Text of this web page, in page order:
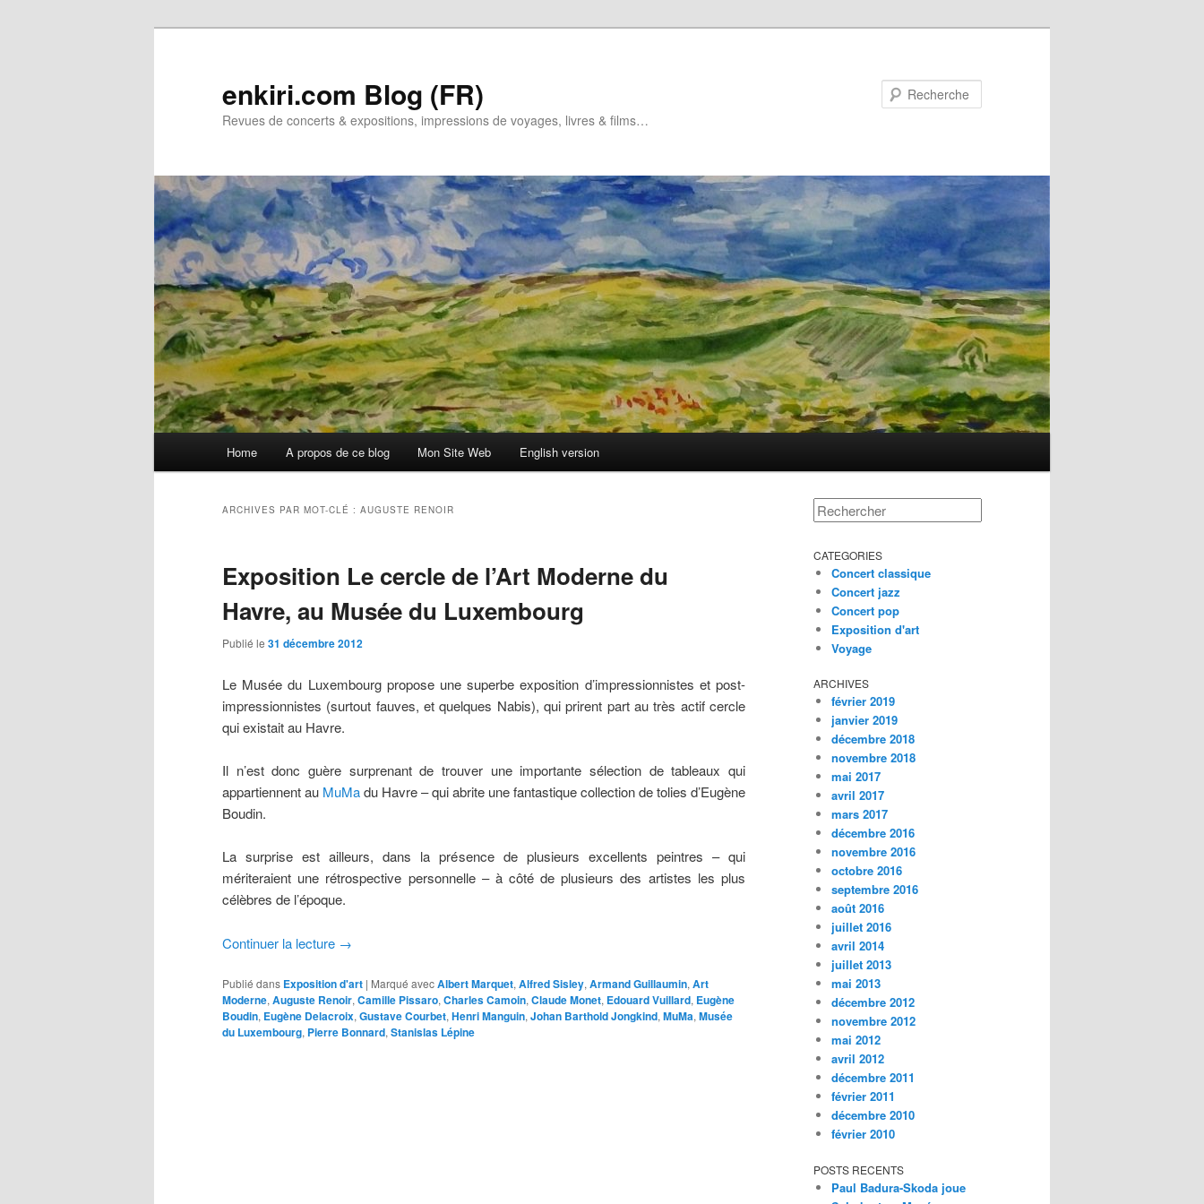
enkiri.com Blog (FR)
Revues de concerts & expositions, impressions de voyages, livres & films…
Home A propos de ce blog Mon Site Web English version
ARCHIVES PAR MOT-CLÉ : AUGUSTE RENOIR
Exposition Le cercle de l’Art Moderne du
Havre, au Musée du Luxembourg
Publié le 31 décembre 2012
Le Musée du Luxembourg propose une superbe exposition d’impressionnistes et post-
impressionnistes (surtout fauves, et quelques Nabis), qui prirent part au très actif cercle
qui existait au Havre.
Il n’est donc guère surprenant de trouver une importante sélection de tableaux qui
appartiennent au MuMadu Havre – qui abrite une fantastique collection de tolies d’Eugène
Boudin.
La surprise est ailleurs, dans la présence de plusieurs excellents peintres – qui
mériteraient une rétrospective personnelle – à côté de plusieurs des artistes les plus
célèbres de l’époque.
Continuer la lecture →
Publié dans Exposition d'art | Marqué avecAlbert Marquet, Alfred Sisley, Armand Guillaumin, Art
Moderne, Auguste Renoir, Camille Pissaro, Charles Camoin, Claude Monet, Edouard Vuillard, Eugène
Boudin, Eugène Delacroix, Gustave Courbet, Henri Manguin, Johan Barthold Jongkind, MuMa, Musée
du Luxembourg, Pierre Bonnard, Stanislas Lépine
Rechercher
CATEGORIES
Concert classique
Concert jazz
Concert pop
Exposition d'art
Voyage
ARCHIVES
février 2019
janvier 2019
décembre 2018
novembre 2018
mai 2017
avril 2017
mars 2017
décembre 2016
novembre 2016
octobre 2016
septembre 2016
août 2016
juillet 2016
avril 2014
juillet 2013
mai 2013
décembre 2012
novembre 2012
mai 2012
avril 2012
décembre 2011
février 2011
décembre 2010
février 2010
POSTS RECENTS
Paul Badura-Skoda joue